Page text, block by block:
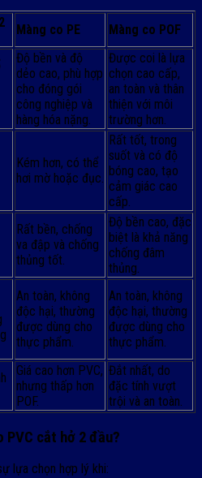
Màng co PE Màng co POF
Độ bền và độ
dẻo cao, phù hợp
cho đóng gói
công nghiệp và
hàng hóa nặng.
Được coi là lựa
chọn cao cấp,
an toàn và thân
thiện với môi
trường hơn.
Kém hơn, có thể
hơi mờ hoặc đục.
Rất tốt, trong
suốt và có độ
bóng cao, tạo
cảm giác cao
cấp.
Rất bền, chống
va đập và chống
thủng tốt.
Độ bền cao, đặc
biệt là khả năng
chống đâm
thủng.
An toàn, không
độc hại, thường
được dùng cho
thực phẩm.
An toàn, không
độc hại, thường
được dùng cho
thực phẩm.
Giá cao hơn PVC,
nhưng thấp hơn
POF.
Đắt nhất, do
đặc tính vượt
trội và an toàn.
PVC cắt hở 2 đầu?
lựa chọn hợp lý khi: